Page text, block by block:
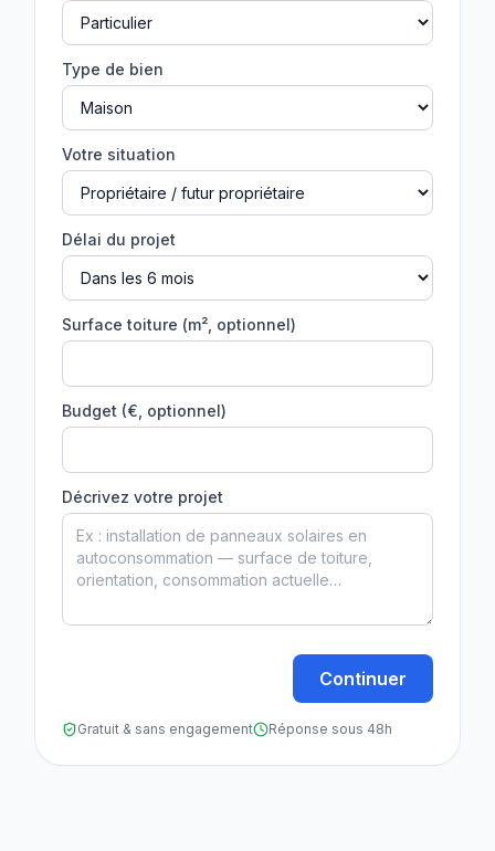
Type de bien
Votre situation
Délai du projet
Surface toiture (m², optionnel)
Budget (€, optionnel)
Décrivez votre projet
Continuer
Gratuit & sans engagement Réponse sous 48h